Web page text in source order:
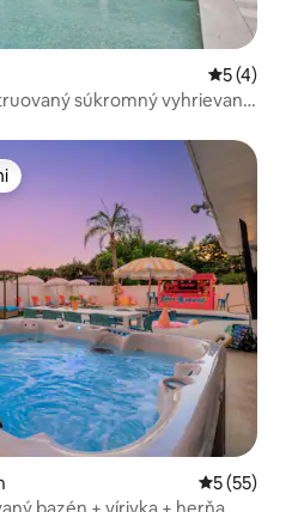
5 (4)
súkromný vyhrievaný
5 (55)
bazén + vírivka + herňa